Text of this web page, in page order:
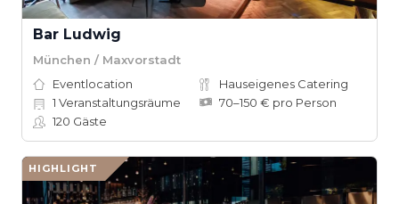
Bar Ludwig
München / Maxvorstadt
Eventlocation
Hauseigenes Catering
1 Veranstaltungsräume
70–150 € pro Person
120 Gäste
HIGHLIGHT